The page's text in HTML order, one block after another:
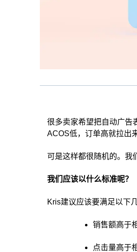
很多卖家希望把自动广告
ACOS低，订单高就拉出来
可是这样都很随机的。我
我们应该以什么标准呢？
Kris建议应该要满足以下
销售额高于
点击量高于